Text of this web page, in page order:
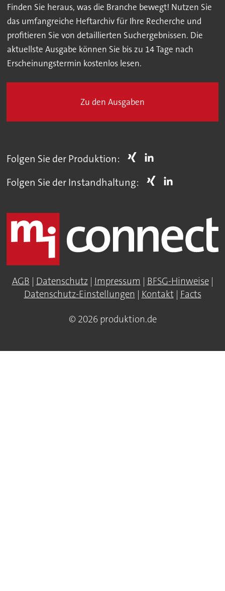
Finden Sie heraus, was die Branche bewegt! Nutzen Sie
das umfangreiche Heftarchiv für Ihre Recherche und
profitieren Sie von detaillierten Suchergebnissen. Die
aktuellste Ausgabe können Sie bis zu 14 Tage nach
Erscheinungstermin kostenlos lesen.
Zu den Ausgaben
Folgen Sie der Produktion:
Folgen Sie der Instandhaltung:
AGB | Datenschutz| Impressum | BFSG-Hinweise|
Datenschutz-Einstellungen | Kontakt| Facts
© 2026 produktion.de